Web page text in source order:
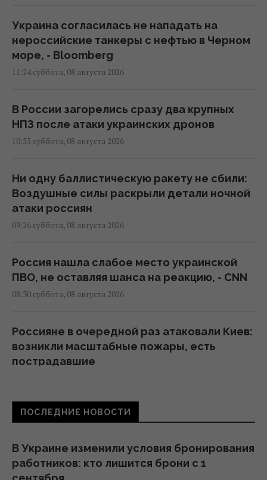
Украина согласилась не нападать на
нероссийские танкеры с нефтью в Черном
море, - Bloomberg
11:24 суббота, 08 августа 2026
В России загорелись сразу два крупных
НПЗ после атаки украинских дронов
10:55 суббота, 08 августа 2026
Ни одну баллистическую ракету не сбили:
Воздушные силы раскрыли детали ночной
атаки россиян
09:26 суббота, 08 августа 2026
Россия нашла слабое место украинской
ПВО, не оставляя шанса на реакцию, - CNN
08:30 суббота, 08 августа 2026
Россияне в очередной раз атаковали Киев:
возникли масштабные пожары, есть
пострадавшие
РФ полностью разрушила жилой дом в
среди них ребенок
07:36 суббота, 08 августа 2026
ПОСЛЕДНИЕ НОВОСТИ
В Украине изменили условия бронирования
работников: кто лишится брони с 1